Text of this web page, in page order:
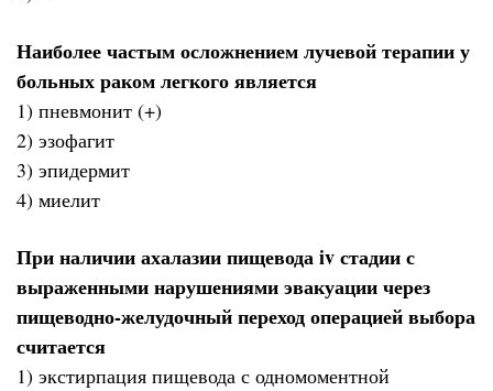
Наиболее частым осложнением лучевой терапии у
больных раком легкого является
1) пневмонит (+)
2) эзофагит
3) эпидермит
4) миелит
При наличии ахалазии пищевода iv стадии с
выраженными нарушениями эвакуации через
пищеводно-желудочный переход операцией выбора
считается
1) экстирпация пищевода с одномоментной